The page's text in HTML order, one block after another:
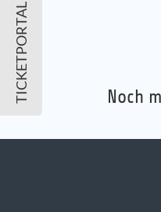
Noch
TICKETPORTAL